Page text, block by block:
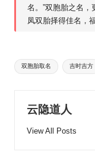
名。”双胞胎之名
凤双胎择得佳名，
Tags:
双胞胎取名 吉时吉方
云隐道人
View All Posts